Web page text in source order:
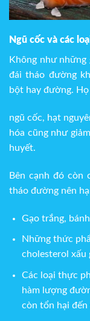
Ngũ cốc và các
Không như
đái tháo đường
bột hay đường.
ngũ cốc, hạt
hóa cũng như
huyết.
Bên cạnh đó còn
tháo đường nên
Gạo trắng,
Những thức
cholesterol xấu
Các loại thực
hàm lượng
còn tổn hại đến